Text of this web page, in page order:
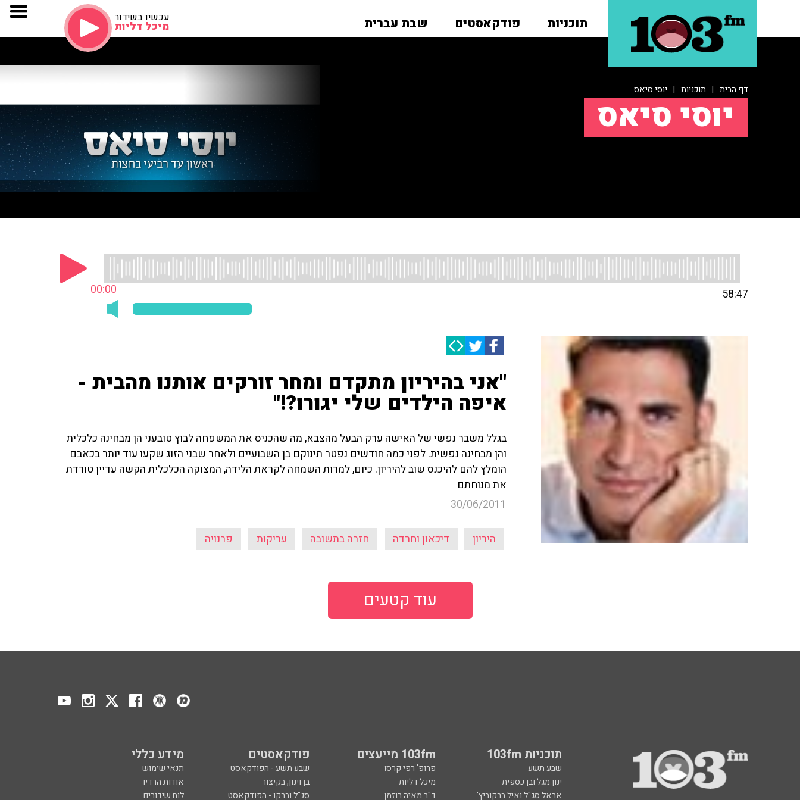
תוכניות פודקאסטים שבת עברית עכשיו בשידור
מיכל דליות
דף הבית | תוכניות | יוסי סיאס
יוסי סיאס
00:00 58:47
"אני בהיריון מתקדם ומחר זורקים אותנו מהבית -
איפה הילדים שלי יגורו?!"
בגלל משבר נפשי של האישה ערק הבעל מהצבא, מה שהכניס את המשפחה לבוץ טובעני הן מבחינה כלכלית
והן מבחינה נפשית. לפני כמה חודשים נפטר תינוקם בן השבועיים ולאחר שבני הזוג שקעו עוד יותר בכאבם
הומלץ להם להיכנס שוב להיריון. כיום, למרות השמחה לקראת הלידה, המצוקה הכלכלית הקשה עדיין טורדת
את מנוחתם
30/06/2011
היריון דיכאון וחרדה חזרה בתשובה עריקות פרנויה
עוד קטעים
תוכניות 103fm 103fm מייעצים פודקאסטים מידע כללי
שבע תשע פרופ' רפי קרסו שבע תשע - הפודקאסט
תנאי שימוש
ינון מגל ובן כספית
מיכל דליות בן וינון, בקיצור
אודות הרדיו
אראל סג"ל ואיל ברקוביץ'
ד"ר מאיה רוזמן סג"ל וברקו - הפודקאסט לוח שידורים